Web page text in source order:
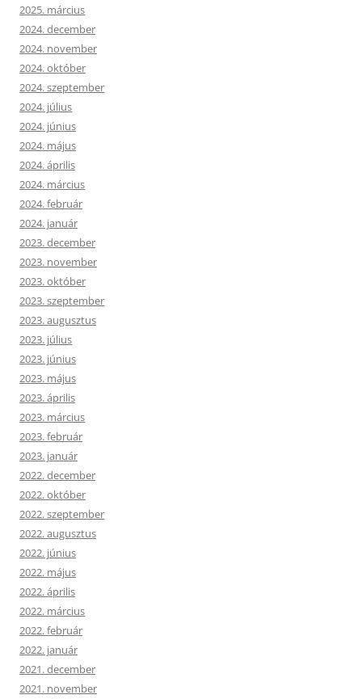
2025. március
2024. december
2024. november
2024. október
2024. szeptember
2024. július
2024. június
2024. május
2024. április
2024. március
2024. február
2024. január
2023. december
2023. november
2023. október
2023. szeptember
2023. augusztus
2023. július
2023. június
2023. május
2023. április
2023. március
2023. február
2023. január
2022. december
2022. október
2022. szeptember
2022. augusztus
2022. június
2022. május
2022. április
2022. március
2022. február
2022. január
2021. december
2021. november